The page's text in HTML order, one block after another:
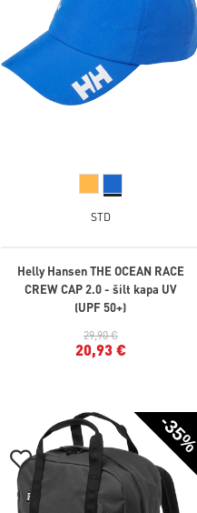
STD
Helly Hansen THE OCEAN RACE
CREW CAP 2.0 - šilt kapa UV
(UPF 50+)
29,90 €
20,93 €
-35%